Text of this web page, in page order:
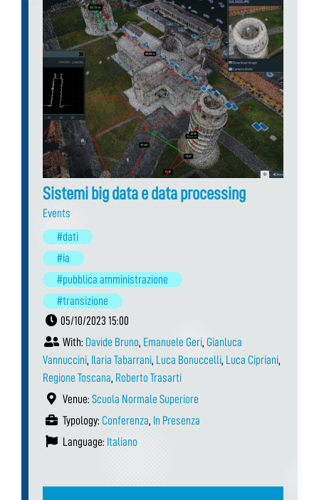
Sistemi big data e data processing
Events
#dati
#ia
#pubblica amministrazione
#transizione
05/10/2023 15:00
With: Davide Bruno, Emanuele Geri, Gianluca
Vannuccini, Ilaria Tabarrani, Luca Bonuccelli, Luca Cipriani,
Regione Toscana, Roberto Trasarti
Venue: Scuola Normale Superiore
Typology: Conferenza, In Presenza
Language: Italiano